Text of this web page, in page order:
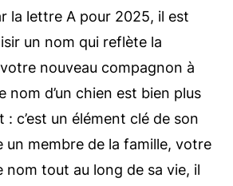
la lettre A pour 2025, il est
un nom qui reflète la
nouveau compagnon à
nom d’un chien est bien plus
: c’est un élément clé de son
un membre de la famille, votre
nom tout au long de sa vie, il